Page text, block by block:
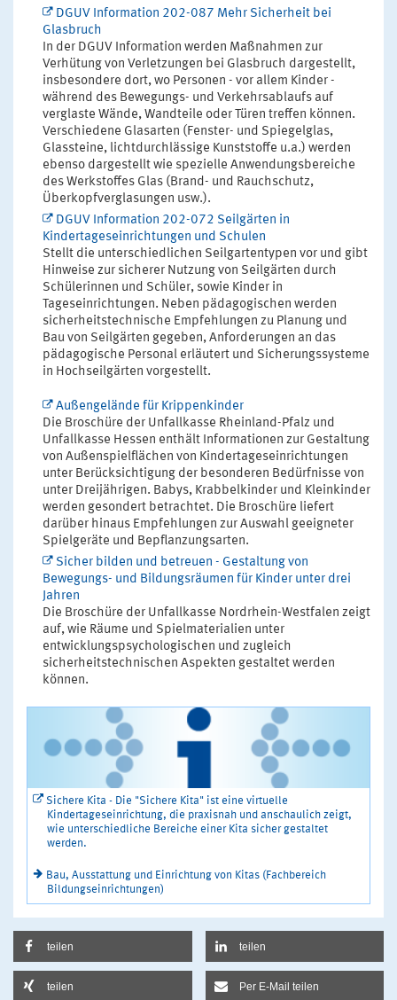
DGUV Information 202-087 Mehr Sicherheit bei
Glasbruch
In der DGUV Information werden Maßnahmen zur
Verhütung von Verletzungen bei Glasbruch dargestellt,
insbesondere dort, wo Personen - vor allem Kinder -
während des Bewegungs- und Verkehrsablaufs auf
verglaste Wände, Wandteile oder Türen treffen können.
Verschiedene Glasarten (Fenster- und Spiegelglas,
Glassteine, lichtdurchlässige Kunststoffe u.a.) werden
ebenso dargestellt wie spezielle Anwendungsbereiche
des Werkstoffes Glas (Brand- und Rauchschutz,
Überkopfverglasungen usw.).
DGUV Information 202-072 Seilgärten in
Kindertageseinrichtungen und Schulen
Stellt die unterschiedlichen Seilgartentypen vor und gibt
Hinweise zur sicherer Nutzung von Seilgärten durch
Schülerinnen und Schüler, sowie Kinder in
Tageseinrichtungen. Neben pädagogischen werden
sicherheitstechnische Empfehlungen zu Planung und
Bau von Seilgärten gegeben, Anforderungen an das
pädagogische Personal erläutert und Sicherungssysteme
in Hochseilgärten vorgestellt.
Außengelände für Krippenkinder
Die Broschüre der Unfallkasse Rheinland-Pfalz und
Unfallkasse Hessen enthält Informationen zur Gestaltung
von Außenspielflächen von Kindertageseinrichtungen
unter Berücksichtigung der besonderen Bedürfnisse von
unter Dreijährigen. Babys, Krabbelkinder und Kleinkinder
werden gesondert betrachtet. Die Broschüre liefert
darüber hinaus Empfehlungen zur Auswahl geeigneter
Spielgeräte und Bepflanzungsarten.
Sicher bilden und betreuen - Gestaltung von
Bewegungs- und Bildungsräumen für Kinder unter drei
Jahren
Die Broschüre der Unfallkasse Nordrhein-Westfalen zeigt
auf, wie Räume und Spielmaterialien unter
entwicklungspsychologischen und zugleich
sicherheitstechnischen Aspekten gestaltet werden
können.
Sichere Kita - Die "Sichere Kita" ist eine virtuelle
Kindertageseinrichtung, die praxisnah und anschaulich zeigt,
wie unterschiedliche Bereiche einer Kita sicher gestaltet
werden.
Bau, Ausstattung und Einrichtung von Kitas (Fachbereich
Bildungseinrichtungen)
teilen teilen
teilen Per E-Mail teilen